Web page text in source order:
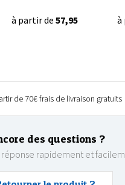
à partir de 57,95 à
de 70€ frais de livraison gratuits
des questions ?
réponse rapidement et